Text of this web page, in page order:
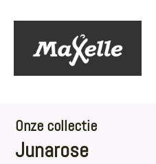
Onze collectie
Junarose